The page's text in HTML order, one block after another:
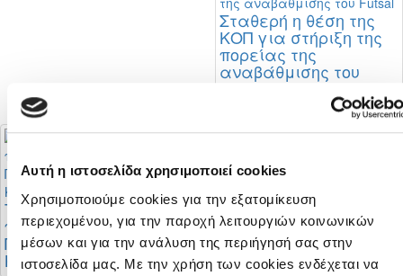
Αυτή η ιστοσελίδα χρησιμοποιεί cookies
Χρησιμοποιούμε cookies για την εξατομίκευση
περιεχομένου, για την παροχή λειτουργιών κοινωνικών
μέσων και για την ανάλυση της περιήγησή σας στην
ιστοσελίδα μας. Με την χρήση των cookies ενδέχεται να
Σταθερή η θέση της
ΚΟΠ για στήριξη της
πορείας της
αναβάθμισης του
Futsal
Το πρόγραμμα της
πρώτης φάσης του
Πρωταθλήματος Β’
Κατηγορίας
Προκήρυξη
Πρωταθλήματων
Γυναικών 2026 - 2027